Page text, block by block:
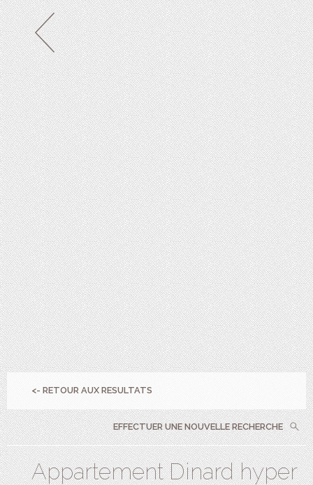
<- RETOUR AUX RESULTATS
EFFECTUER UNE NOUVELLE RECHERCHE
Appartement Dinard hyper